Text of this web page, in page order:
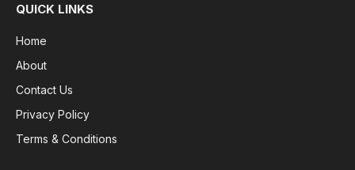
QUICK LINKS
Home
About
Contact Us
Privacy Policy
Terms & Conditions